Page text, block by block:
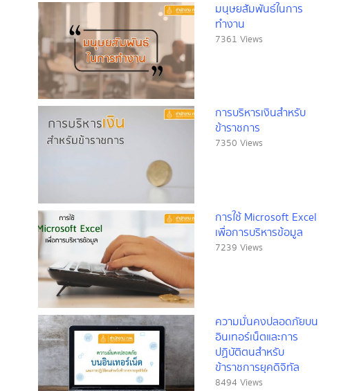
มนุษยสัมพันธ์ในการ
ทำงาน
7361 Views
การบริหารเงินสำหรับ
ข้าราชการ
7350 Views
การใช้ Microsoft Excel
เพื่อการบริหารข้อมูล
7239 Views
ความมั่นคงปลอดภัยบน
อินเทอร์เน็ตและการ
ปฏิบัติตนสำหรับ
ข้าราชการยุคดิจิทัล
8494 Views